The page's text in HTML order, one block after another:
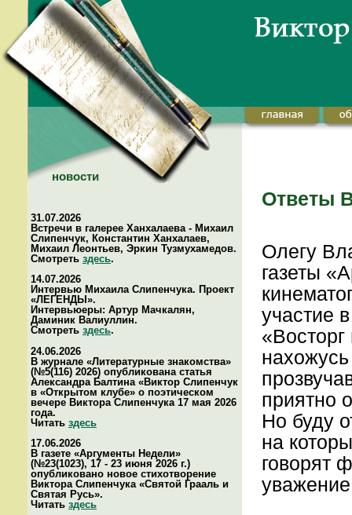
новости
31.07.2026
Встречи в галерее Ханхалаева - Михаил
Слипенчук, Константин Ханхалаев,
Михаил Леонтьев, Эркин Тузмухамедов.
Смотреть здесь.
14.07.2026
Интервью Михаила Слипенчука. Проект
«ЛЕГЕНДЫ».
Интервьюеры: Артур Мачкалян,
Даминик Валиуллин.
Смотреть здесь.
24.06.2026
В журнале «Литературные знакомства»
(№5(116) 2026) опубликована статья
Александра Балтина «Виктор Слипенчук
в «Открытом клубе» о поэтическом
вечере Виктора Слипенчука 17 мая 2026
года.
Читать здесь
17.06.2026
В газете «Аргументы Недели»
(№23(1023), 17 - 23 июня 2026 г.)
опубликовано новое стихотворение
Виктора Слипенчука «Святой Грааль и
Святая Русь».
Читать здесь
Ответы
Олегу
газеты
участие
приятно
Но буду
на
говорят